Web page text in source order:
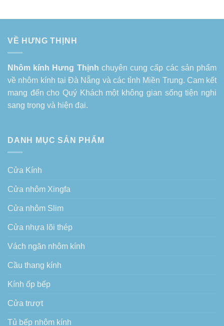
VỀ HƯNG THỊNH
Nhôm kính Hưng Thịnh chuyên cung cấp các sản phẩm
về nhôm kính tại Đà Nẵng và các tỉnh Miền Trung. Cam kết
mang đến cho Quý Khách một không gian sống tiện nghi
sang trọng và hiện đại.
DANH MỤC SẢN PHẨM
Cửa Kính
Cửa nhôm Xingfa
Cửa nhôm Slim
Cửa nhựa lõi thép
Vách ngăn nhôm kính
Cầu thang kính
Kính ốp bếp
Cửa trượt
Tủ bếp nhôm kính